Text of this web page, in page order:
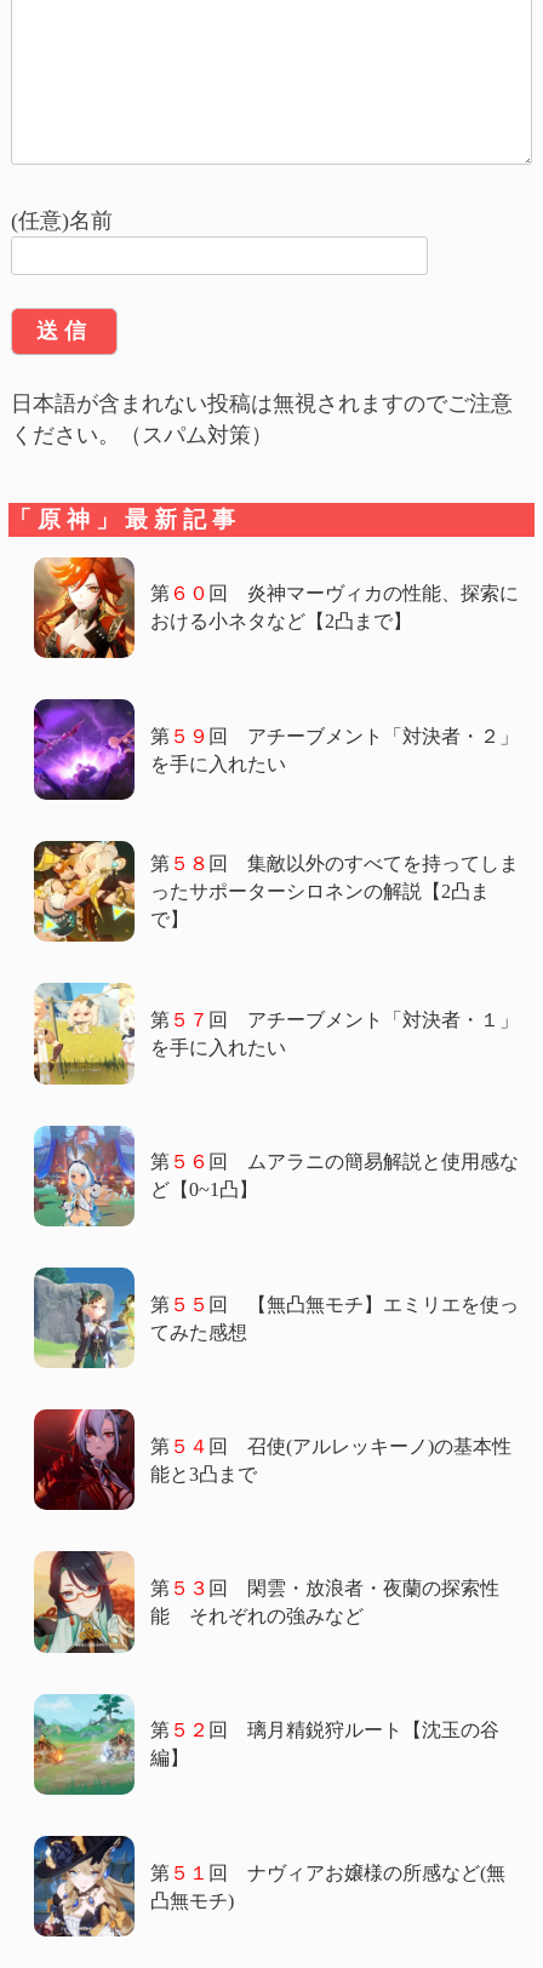
シ
ョ
(任意)名前
日本語が含まれない投稿は無視されますのでご注意
ください。（スパム対策）
「原神」最新記事
第６０ 回 炎神マーヴィカの性能、探索に
おける小ネタなど【2凸まで】
第５９ 回 アチーブメント「対決者・２」
を手に入れたい
第５８ 回 集敵以外のすべてを持ってしま
ったサポーターシロネンの解説【2凸ま
で】
第５７ 回 アチーブメント「対決者・１」
を手に入れたい
第５６ 回 ムアラニの簡易解説と使用感な
ど【0~1凸】
第５５ 回 【無凸無モチ】エミリエを使っ
てみた感想
第５４ 回 召使(アルレッキーノ)の基本性
能と3凸まで
第５３ 回 閑雲・放浪者・夜蘭の探索性
能 それぞれの強みなど
第５２ 回 璃月精鋭狩ルート【沈玉の谷
編】
第５１ 回 ナヴィアお嬢様の所感など(無
凸無モチ)